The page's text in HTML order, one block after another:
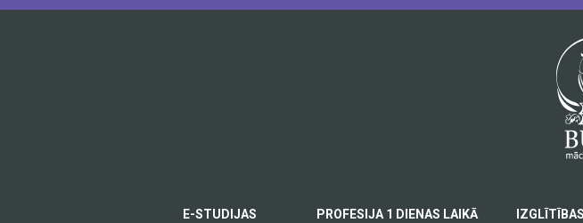
E-STUDIJAS PROFESIJA 1 DIENAS LAIKĀ